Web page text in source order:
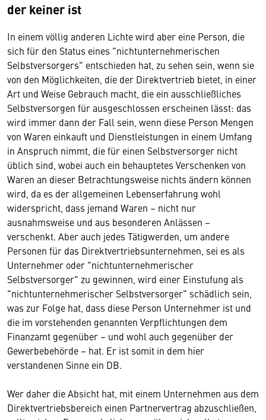
der keiner ist
In einem völlig anderen Lichte wird aber eine Person, die
sich für den Status eines "nichtunternehmerischen
Selbstversorgers" entschieden hat, zu sehen sein, wenn sie
von den Möglichkeiten, die der Direktvertrieb bietet, in einer
Art und Weise Gebrauch macht, die ein ausschließliches
Selbstversorgen für ausgeschlossen erscheinen lässt: das
wird immer dann der Fall sein, wenn diese Person Mengen
von Waren einkauft und Dienstleistungen in einem Umfang
in Anspruch nimmt, die für einen Selbstversorger nicht
üblich sind, wobei auch ein behauptetes Verschenken von
Waren an dieser Betrachtungsweise nichts ändern können
wird, da es der allgemeinen Lebenserfahrung wohl
widerspricht, dass jemand Waren – nicht nur
ausnahmsweise und aus besonderen Anlässen –
verschenkt. Aber auch jedes Tätigwerden, um andere
Personen für das Direktvertriebsunternehmen, sei es als
Unternehmer oder "nichtunternehmerischer
Selbstversorger" zu gewinnen, wird einer Einstufung als
"nichtunternehmerischer Selbstversorger" schädlich sein,
was zur Folge hat, dass diese Person Unternehmer ist und
die im vorstehenden genannten Verpflichtungen dem
Finanzamt gegenüber – und wohl auch gegenüber der
Gewerbebehörde – hat. Er ist somit in dem hier
verstandenen Sinne ein DB.
Wer daher die Absicht hat, mit einem Unternehmen aus dem
Direktvertriebsbereich einen Partnervertrag abzuschließen,